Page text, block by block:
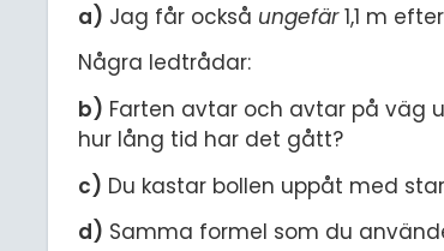
a) Jag får också ungefär1,1 m
Några ledtrådar:
b) Farten avtar och avtar på väg
hur lång tid har det gått?
c) Du kastar bollen uppåt med
d) Samma formel som du